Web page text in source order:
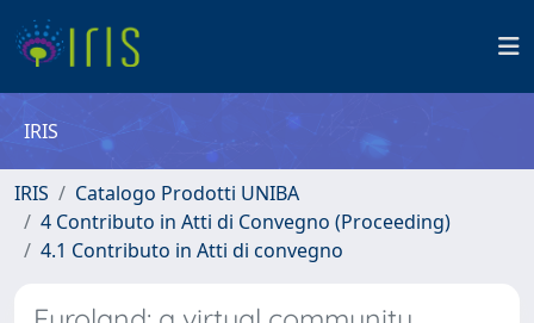
IRIS
IRIS
Catalogo Prodotti UNIBA
4 Contributo in Atti di Convegno (Proceeding)
4.1 Contributo in Atti di convegno